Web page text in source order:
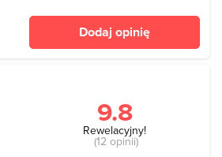
Dodaj opinię
9.8
Rewelacyjny!
(12 opinii)